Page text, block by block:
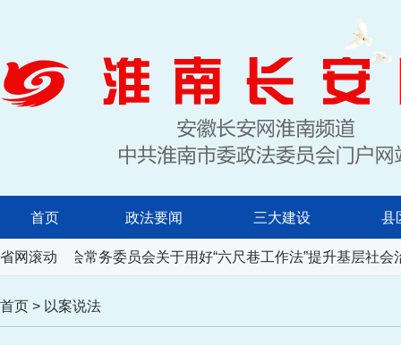
首页 政法要闻 三大建设 县
省网滚动
代表大会常务委员会关于用好“六尺巷工作法”提升基层社会
首页 > 以案说法